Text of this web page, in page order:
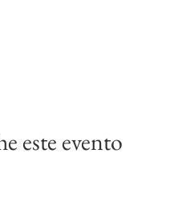
este evento